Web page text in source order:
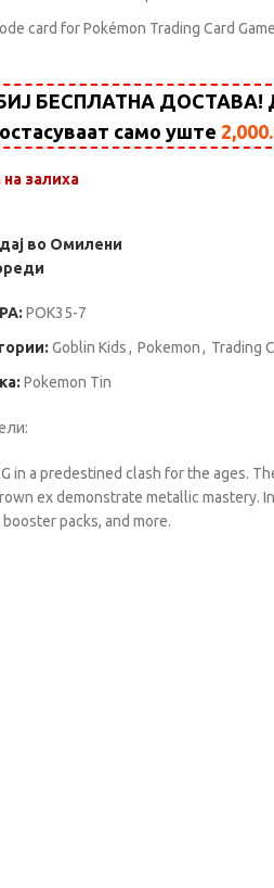
card for Pokémon Trading Card
БЕСПЛАТНА ДОСТАВА!
само уште
залиха
во Омилени
POK35-7
Goblin Kids, Pokemon, Trading
Pokemon Tin
a predestined clash for the ages.
ex demonstrate metallic mastery.
packs, and more.